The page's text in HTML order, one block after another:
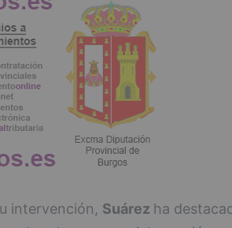
intervención, Suárez ha